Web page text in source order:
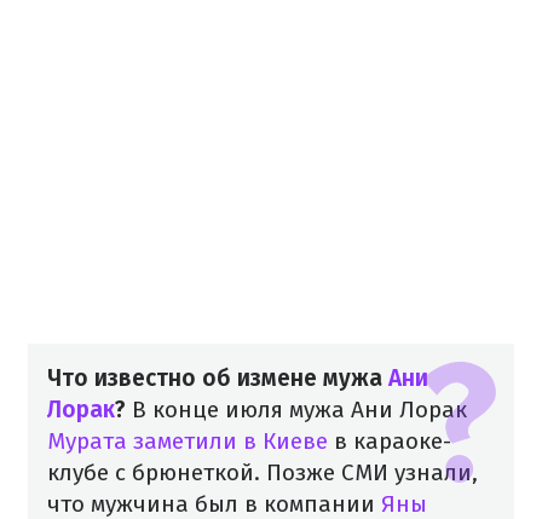
Что известно об измене мужа Ани
Лорак? В конце июля мужа Ани Лорак
Мурата заметили в Киеве в караоке-
клубе с брюнеткой. Позже СМИ узнали,
что мужчина был в компании Яны